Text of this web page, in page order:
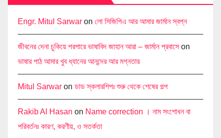
Engr. Mitul Sarwar on লো সিজিপিএ আর আমার জার্মান স্বপ্ন
জীবনের দেনা চুকিয়ে পরপারে ভাষাবিদ জাহান আরা – জার্মান প্রবাসেon
ভাষার পাঠ আমার খুব ধ্যানের আনন্দের আর মগ্নতার
Mitul Sarwar on ডাড স্কলারশিপঃ শুরু থেকে শেষের গল্প
Rakib Al Hasan on Name correction । নাম সংশোধন বা
পরিবর্তনঃ কারণ, করণীয়, ও সতর্কতা